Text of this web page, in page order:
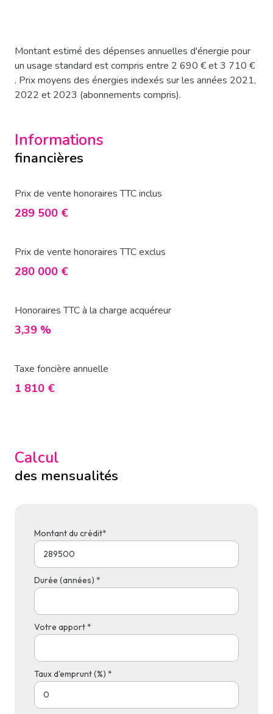
Montant estimé des dépenses annuelles d'énergie pour
un usage standard est compris entre 2 690 € et 3 710 €
. Prix moyens des énergies indexés sur les années 2021,
2022 et 2023 (abonnements compris).
Informations
financières
Prix de vente honoraires TTC inclus
289 500 €
Prix de vente honoraires TTC exclus
280 000 €
Honoraires TTC à la charge acquéreur
3,39 %
Taxe foncière annuelle
1 810 €
Calcul
des mensualités
Montant du crédit*
Durée (années) *
Votre apport *
Taux d'emprunt (%) *